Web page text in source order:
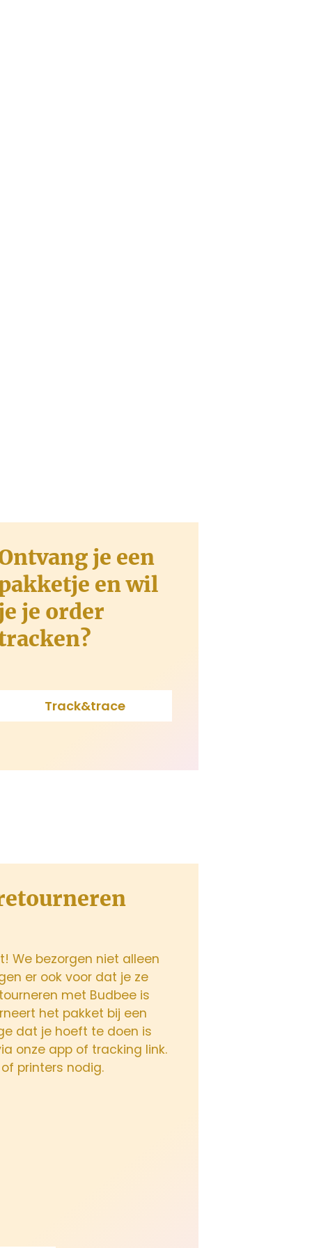
je een
en wil
je order
Track&trace
We bezorgen niet alleen
er ook voor dat je ze
met Budbee is
het pakket bij een
dat je hoeft te doen is
onze app of tracking link.
printers nodig.